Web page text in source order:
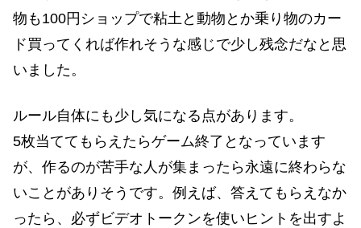
物も100円ショップで粘土と動物とか乗り物のカー
ド買ってくれば作れそうな感じで少し残念だなと思
いました。
ルール自体にも少し気になる点があります。
5枚当ててもらえたらゲーム終了となっています
が、作るのが苦手な人が集まったら永遠に終わらな
いことがありそうです。例えば、答えてもらえなか
ったら、必ずビデオトークンを使いヒントを出すよ